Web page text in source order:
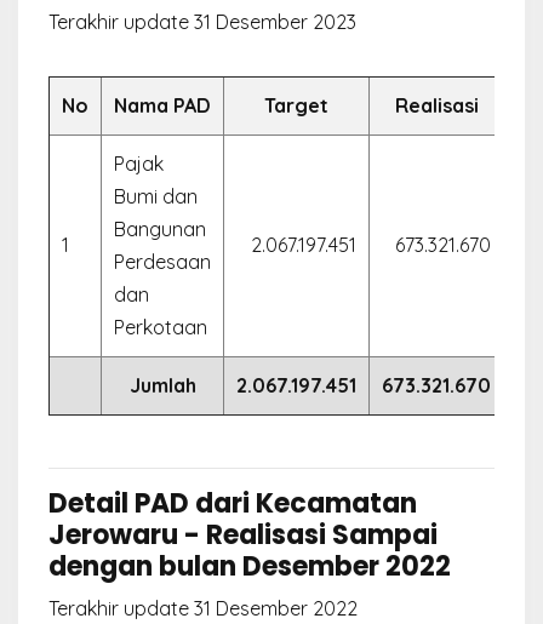
Terakhir update 31 Desember 2023
No Nama PAD Target Realisasi
1
Pajak
Bumi dan
Bangunan
Perdesaan
dan
Perkotaan
2.067.197.451 673.321.670
Jumlah 2.067.197.451 673.321.670
Detail PAD dari Kecamatan
Jerowaru - Realisasi Sampai
dengan bulan Desember 2022
Terakhir update 31 Desember 2022